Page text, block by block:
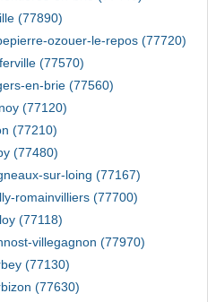
(77890)
ozouer-le-repos (77720)
(77570)
en-brie (77560)
(77120)
(77210)
(77480)
sur-loing (77167)
romainvilliers (77700)
(77118)
villegagnon (77970)
(77130)
(77630)